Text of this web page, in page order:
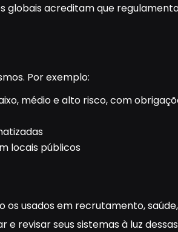
globais acreditam que
Por exemplo:
médio e alto risco, com
locais públicos
usados em recrutamento,
revisar seus sistemas à luz